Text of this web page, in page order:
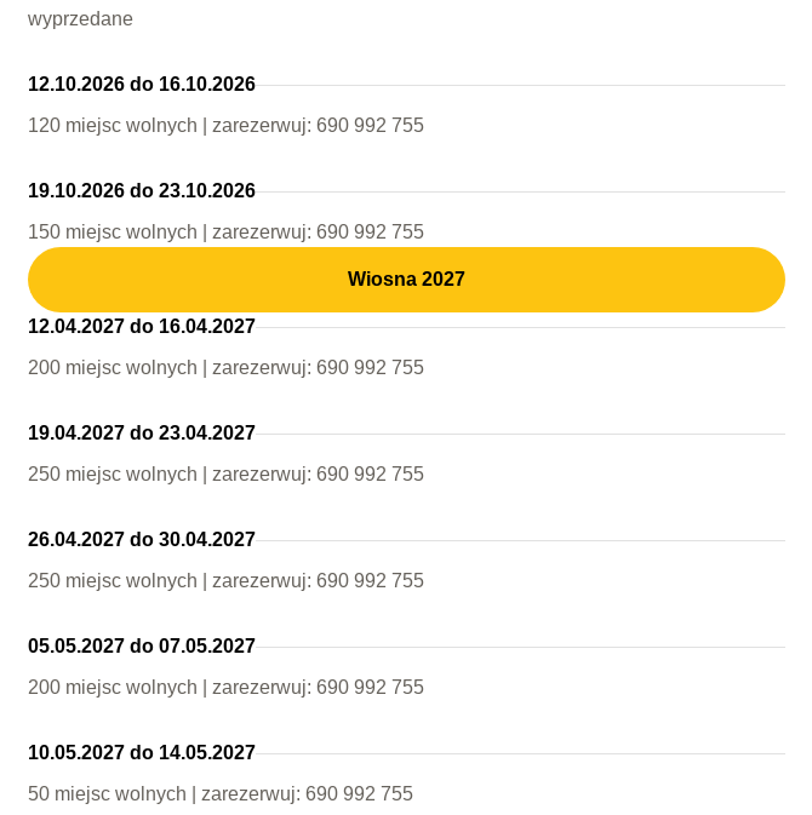
wyprzedane
12.10.2026 do 16.10.2026
120 miejsc wolnych | zarezerwuj: 690 992 755
19.10.2026 do 23.10.2026
150 miejsc wolnych | zarezerwuj: 690 992 755
Wiosna 2027
12.04.2027 do 16.04.2027
200 miejsc wolnych | zarezerwuj: 690 992 755
19.04.2027 do 23.04.2027
250 miejsc wolnych | zarezerwuj: 690 992 755
26.04.2027 do 30.04.2027
250 miejsc wolnych | zarezerwuj: 690 992 755
05.05.2027 do 07.05.2027
200 miejsc wolnych | zarezerwuj: 690 992 755
10.05.2027 do 14.05.2027
50 miejsc wolnych | zarezerwuj: 690 992 755